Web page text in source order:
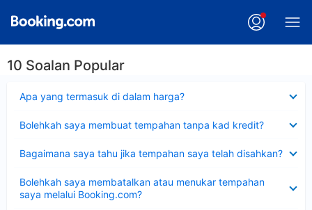
10 Soalan Popular
Apa yang termasuk di dalam harga?
Bolehkah saya membuat tempahan tanpa kad kredit?
Bagaimana saya tahu jika tempahan saya telah disahkan?
Bolehkah saya membatalkan atau menukar tempahan
saya melalui Booking.com?